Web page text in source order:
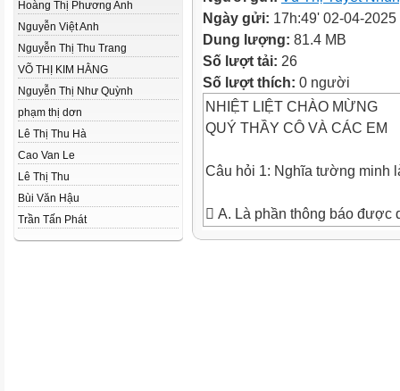
Hoàng Thị Phương Anh
Nguyễn Việt Anh
Nguyễn Thị Thu Trang
VÕ THỊ KIM HẰNG
Nguyễn Thị Như Quỳnh
phạm thị dơn
Lê Thị Thu Hà
Cao Van Le
Lê Thị Thu
Bùi Văn Hậu
Trần Tấn Phát
Ngày gửi: 17h:49' 02-04-2025
Dung lượng: 81.4 MB
Số lượt tải: 26
Số lượt thích: 0 người
NHIỆT LIỆT CHÀO MỪNG
QUÝ THẦY CÔ VÀ CÁC EM
Câu hỏi 1: Nghĩa tường minh
 A. Là phần thông báo được